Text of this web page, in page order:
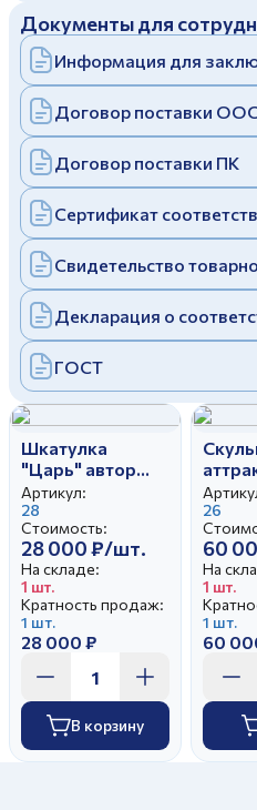
Заполняя и отправляя форму,
cполитикой
Заполняя и отправляя форму,
cполитикой
Дулевский фарфоровый завод ©
Политика конфиденциальности
Документы для
Информация для
Договор поставки
Договор поставки ПК
Сертификат
Свидетельство
Декларация о
ГОСТ
Шкатулка
"Царь" автор
Чечулина Г.Д.
Артикул:
28
Стоимость:
28 000 ₽/шт.
На складе:
1 шт.
Кратность продаж:
1 шт.
28 000 ₽
В корзину
А.Д.
26
60
На
1 шт.
1 шт.
60